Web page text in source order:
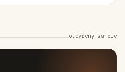
otevřený sample